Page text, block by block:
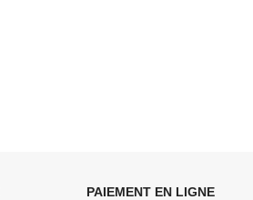
PAIEMENT EN LIGNE